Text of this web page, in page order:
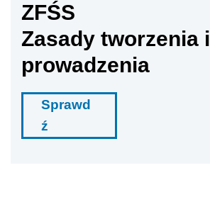
ZFŚS
Zasady tworzenia i
prowadzenia
Sprawd
ź